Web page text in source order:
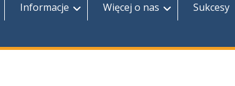
Informacje Więcej o nas Sukcesy